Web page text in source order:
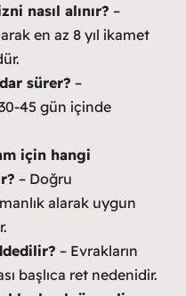
nasıl alınır? –
en az 8 yıl ikamet
sürer? –
45 gün içinde
için hangi
– Doğru
alarak uygun
– Evrakların
başlıca ret nedenidir.